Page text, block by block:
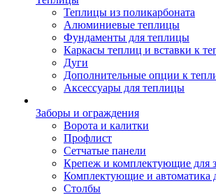
Теплицы из поликарбоната
Алюминиевые теплицы
Фундаменты для теплицы
Каркасы теплиц и вставки к
Дуги
Дополнительные опции к
Аксессуары для теплицы
Заборы и ограждения
Ворота и калитки
Профлист
Сетчатые панели
Крепеж и комплектующие для
Комплектующие и автоматика
Столбы